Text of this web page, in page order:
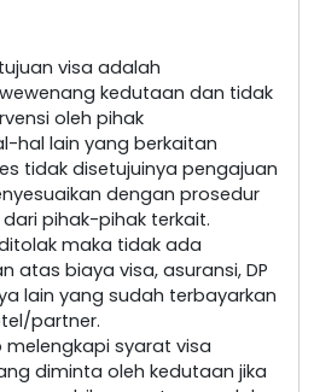
visa adalah
kedutaan dan tidak
oleh pihak
hal lain yang berkaitan
tidak disetujuinya pengajuan
dengan prosedur
pihak-pihak terkait.
maka tidak ada
atas biaya visa, asuransi, DP
lain yang sudah terbayarkan
partner.
melengkapi syarat visa
diminta oleh kedutaan jika